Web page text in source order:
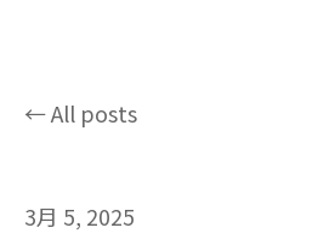
All posts
3月 5, 2025